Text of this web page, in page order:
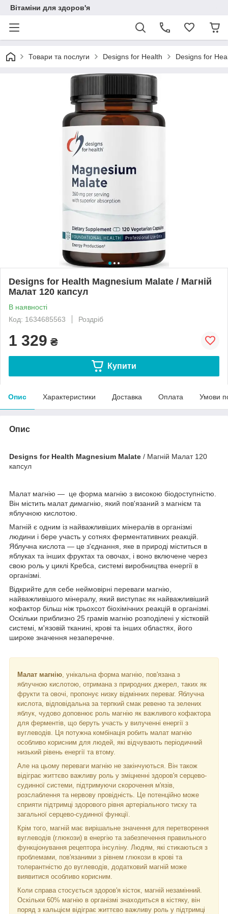
Вітаміни для здоров'я
Товари та послуги Designs for Health Designs for
Designs for Health Magnesium Malate / Магній
Малат 120 капсул
В наявності
Код: 1634685563
Роздріб
1 329 ₴
Купити
Опис Характеристики Доставка Оплата Умови
Опис
Designs for Health Magnesium Malate / Магній Малат 120
капсул
Малат магнію — це форма магнію з високою біодоступністю.
Він містить малат димагнію, який пов'язаний з магнієм та
яблучною кислотою.
Магній є одним із найважливіших мінералів в організмі
людини і бере участь у сотнях ферментативних реакцій.
Яблучна кислота — це з'єднання, яке в природі міститься в
яблуках та інших фруктах та овочах, і воно включене через
свою роль у циклі Кребса, системі виробництва енергії в
організмі.
Відкрийте для себе неймовірні переваги магнію,
найважливішого мінералу, який виступає як найважливіший
кофактор більш ніж трьохсот біохімічних реакцій в організмі.
Оскільки приблизно 25 грамів магнію розподілені у кістковій
системі, м'язовій тканині, крові та інших областях, його
широке значення незаперечне.
Малат магнію , унікальна форма магнію, пов'язана з
яблучною кислотою, отримана з природних джерел, таких як
фрукти та овочі, пропонує низку відмінних переваг. Яблучна
кислота, відповідальна за терпкий смак ревеню та зелених
яблук, чудово доповнює роль магнію як важливого кофактора
для ферментів, що беруть участь у вилученні енергії з
вуглеводів. Ця потужна комбінація робить малат магнію
особливо корисним для людей, які відчувають періодичний
низький рівень енергії та втому.
Але на цьому переваги магнію не закінчуються. Він також
відіграє життєво важливу роль у зміцненні здоров'я серцево-
судинної системи, підтримуючи скорочення м'язів,
розслаблення та нервову провідність. Це потенційно може
сприяти підтримці здорового рівня артеріального тиску та
загальної серцево-судинної функції.
Крім того, магній має вирішальне значення для перетворення
вуглеводів (глюкози) в енергію та забезпечення правильного
функціонування рецептора інсуліну. Людям, які стикаються з
проблемами, пов'язаними з рівнем глюкози в крові та
толерантністю до вуглеводів, додатковий магній може
виявитися особливо корисним.
Коли справа стосується здоров'я кісток, магній незамінний.
Оскільки 60% магнію в організмі знаходиться в кістяку, він
поряд з кальцієм відіграє життєво важливу роль у підтримці